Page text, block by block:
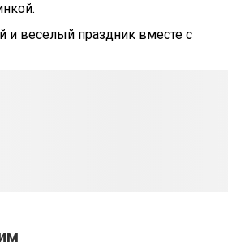
и веселый праздник вместе с